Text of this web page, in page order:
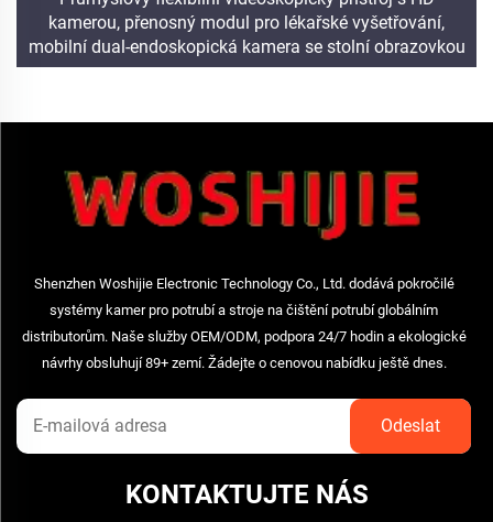
kamerou, přenosný modul pro lékařské vyšetřování,
mobilní dual-endoskopická kamera se stolní obrazovkou
Shenzhen Woshijie Electronic Technology Co., Ltd. dodává pokročilé
systémy kamer pro potrubí a stroje na čištění potrubí globálním
distributorům. Naše služby OEM/ODM, podpora 24/7 hodin a ekologické
návrhy obsluhují 89+ zemí. Žádejte o cenovou nabídku ještě dnes.
KONTAKTUJTE NÁS